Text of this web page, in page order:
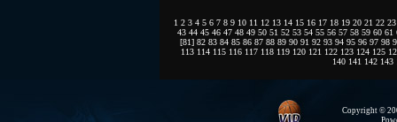
1 2 3 4 5 6 7 8 9 10 11 12 13 14 15 16 17 18 19 20 21 22 23
43 44 45 46 47 48 49 50 51 52 53 54 55 56 57 58 59 60 61
[81] 82 83 84 85 86 87 88 89 90 91 92 93 94 95 96 97 98
113 114 115 116 117 118 119 120 121 122 123 124 125
140 141 142 143
Copyright ©